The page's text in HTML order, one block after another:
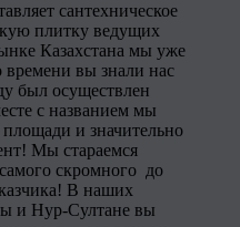
сантехническое
плитку ведущих
Казахстана мы уже
времени вы знали нас
был осуществлен
с названием мы
и значительно
Мы стараемся
скромного до
В наших
и Нур-Султане вы